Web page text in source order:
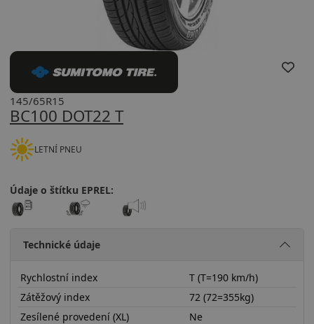
BC100 DOT22 T
145/65R15
LETNÍ PNEU
Údaje o štítku EPREL:
Technické údaje
Rychlostní index
T (T=190 km/h)
Zátěžový index
72 (72=355kg)
Zesílené provedení (XL)
Ne